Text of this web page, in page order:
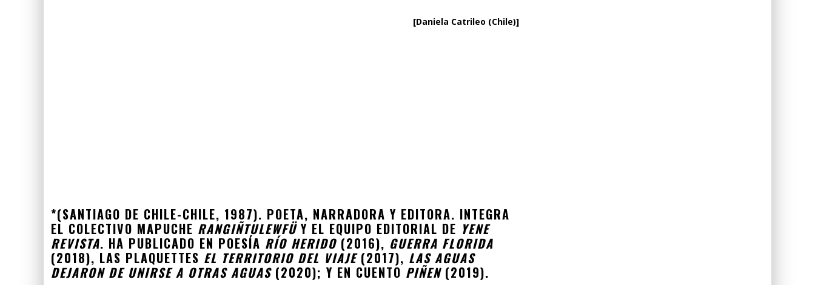
[Daniela Catrileo (Chile)]
*(SANTIAGO DE CHILE-CHILE, 1987). POETA, NARRADORA Y EDITORA. INTEGRA
EL COLECTIVO MAPUCHE RANGIÑTULEWFÜY EL EQUIPO EDITORIAL DE YENE
REVISTA. HA PUBLICADO EN POESÍA RÍO HERIDO (2016), GUERRA FLORIDA
(2018), LAS PLAQUETTES EL TERRITORIO DEL VIAJE(2017), LAS AGUAS
DEJARON DE UNIRSE A OTRAS AGUAS(2020); Y EN CUENTO PIÑEN(2019).